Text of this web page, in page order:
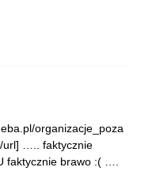
organizacje_poza
url] ….. faktycznie
faktycznie brawo :( ….